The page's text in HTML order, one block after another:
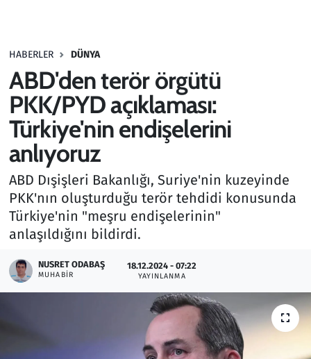
HABERLER DÜNYA
ABD'den terör örgütü
PKK/PYD açıklaması:
Türkiye'nin endişelerini
anlıyoruz
ABD Dışişleri Bakanlığı, Suriye'nin kuzeyinde
PKK'nın oluşturduğu terör tehdidi konusunda
Türkiye'nin "meşru endişelerinin"
anlaşıldığını bildirdi.
NUSRET ODABAŞ
MUHABIR
18.12.2024 - 07:22
YAYINLANMA
Haber
Kültür Sanat
Kurumsal Haberler
Lezzet Durağı
Memur ve Kamu
Otomobil
Oyun
Resmi İlanlar